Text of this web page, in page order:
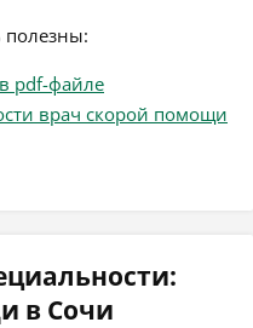
полезны:
pdf-файле
врач скорой помощи
в Сочи